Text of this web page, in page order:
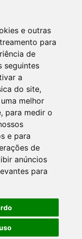
e outras
para
de
seguintes
a
do site,
melhor
, para medir o
e para
de
anúncios
para
16°